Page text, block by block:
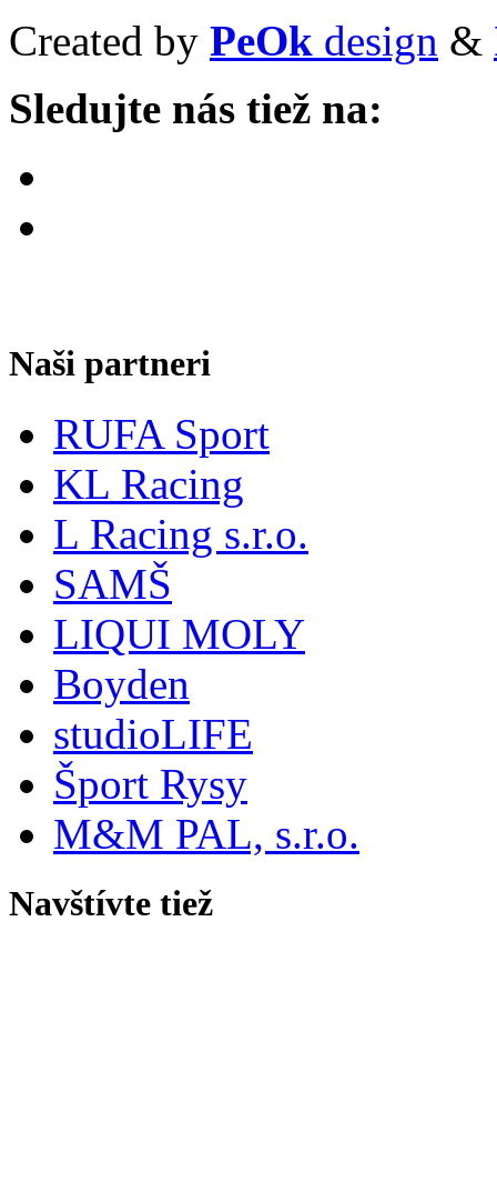
Created by PeOk design &
Sledujte nás tiež na:
Naši partneri
RUFA Sport
KL Racing
L Racing s.r.o.
SAMŠ
LIQUI MOLY
Boyden
studioLIFE
Šport Rysy
M&M PAL, s.r.o.
Navštívte tiež